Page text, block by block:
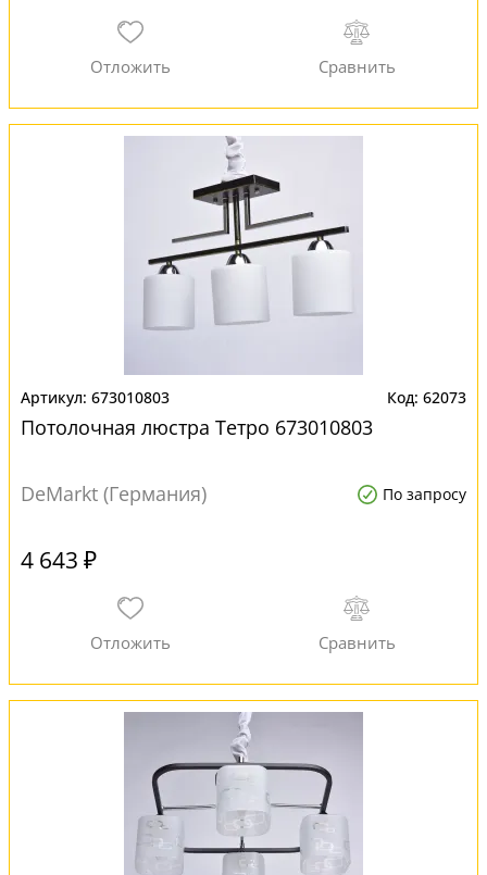
673010803 62073
Потолочная люстра Тетро 673010803
DeMarkt (Германия) По запросу
4 643 ₽